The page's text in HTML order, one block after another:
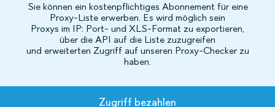
Sie können ein kostenpflichtiges Abonnement für eine
Proxy-Liste erwerben. Es wird möglich sein
Proxys im IP: Port- und XLS-Format zu exportieren,
über die API auf die Liste zuzugreifen
und erweiterten Zugriff auf unseren Proxy-Checker zu
haben.
Tarife
Zugriff bezahlen